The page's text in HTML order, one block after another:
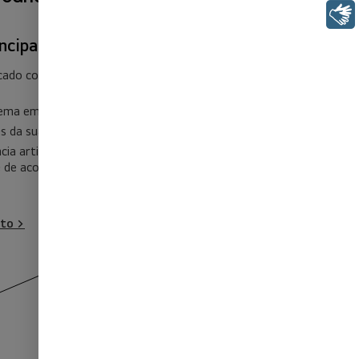
com som surround de 5.1 canais e
em casa com os alto-falantes traseiros
sua TV com WOW Interface
artificial que ajusta a equalização do
acordo com o conteúdo que estiver
>